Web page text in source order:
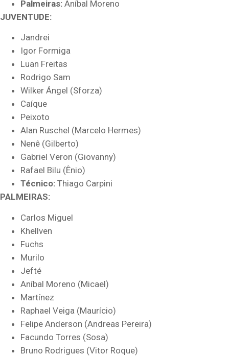
Palmeiras: Aníbal Moreno
JUVENTUDE:
Jandrei
Igor Formiga
Luan Freitas
Rodrigo Sam
Wilker Ángel (Sforza)
Caíque
Peixoto
Alan Ruschel (Marcelo Hermes)
Nenê (Gilberto)
Gabriel Veron (Giovanny)
Rafael Bilu (Ênio)
Técnico: Thiago Carpini
PALMEIRAS:
Carlos Miguel
Khellven
Fuchs
Murilo
Jefté
Aníbal Moreno (Micael)
Martínez
Raphael Veiga (Maurício)
Felipe Anderson (Andreas Pereira)
Facundo Torres (Sosa)
Bruno Rodrigues (Vitor Roque)